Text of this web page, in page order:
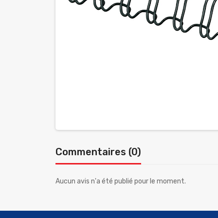
Commentaires (0)
Aucun avis n'a été publié pour le moment.